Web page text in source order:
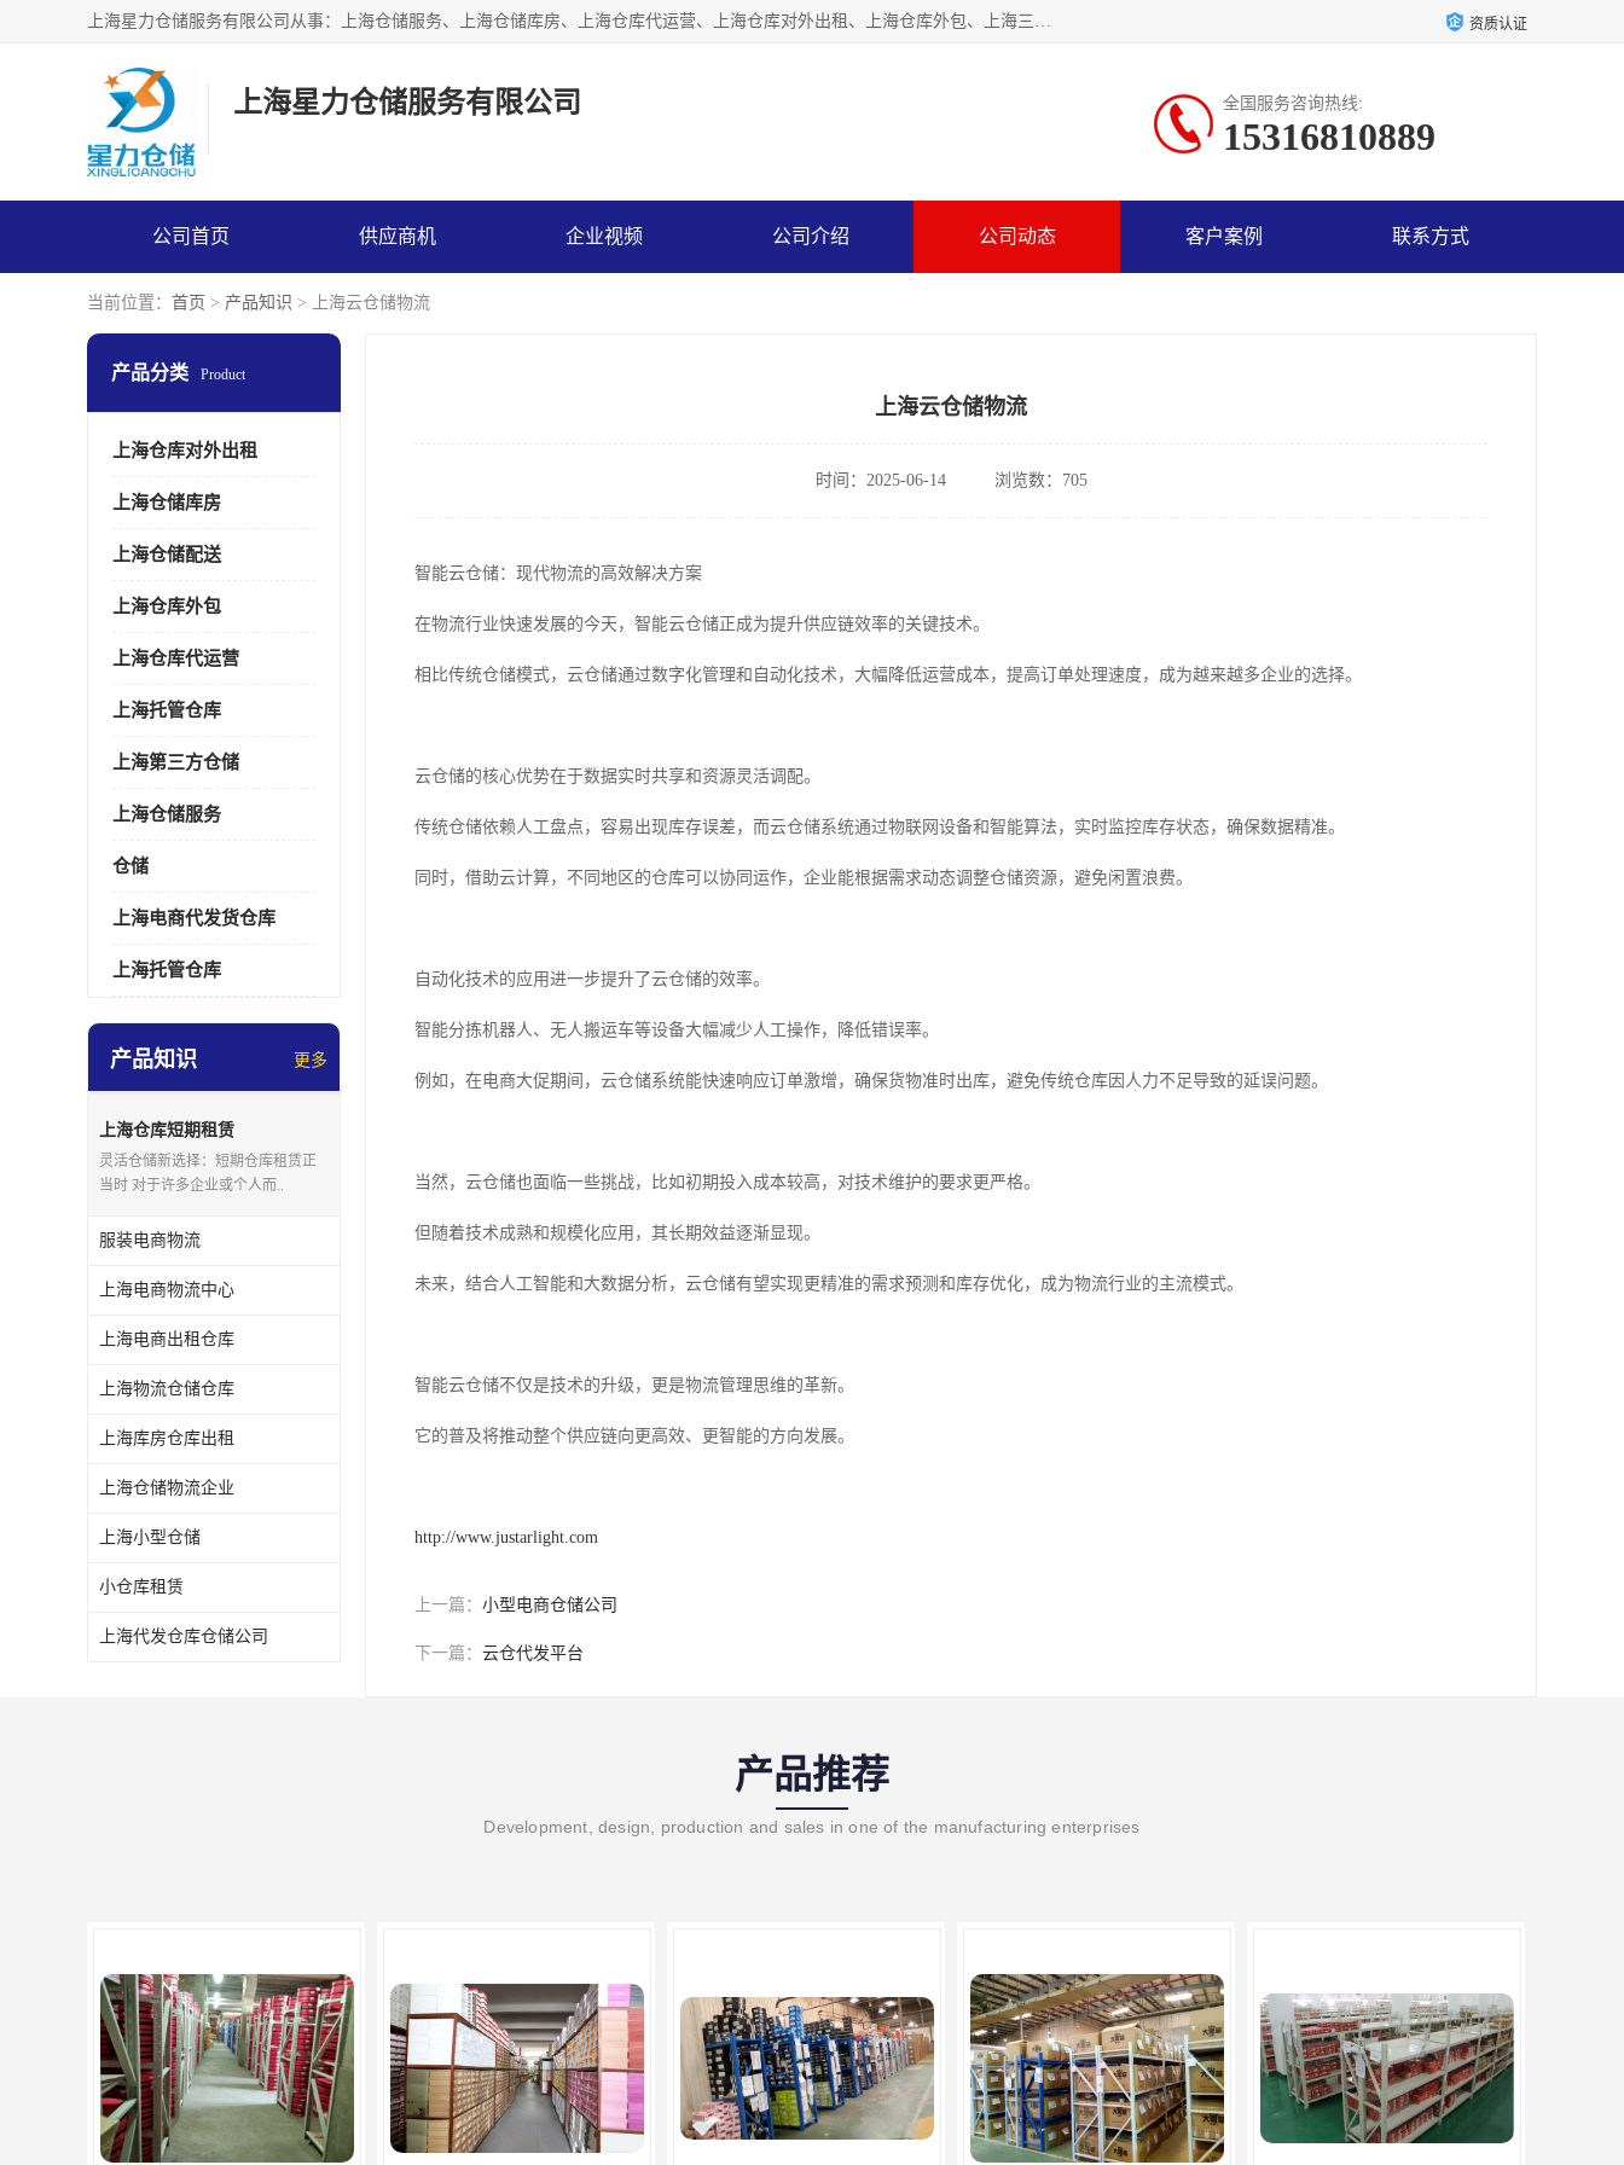
上海星力仓储服务有限公司从事：上海仓储服务、上海仓储库房、上海仓库代运营、上海仓库对外出租、上海仓库外包、上海三方仓储、上海电商仓储代发、上海电商代发货仓库、上海托管仓库、上海仓储配送。上海星力仓储服务有限公司现在拥有100个分仓、10万余平方的标准库房，精炼员工几百名，与几千家客户合作，公司已跻身上海仓储行业前列。欢迎来电咨询！ 资质认证
上海星力仓储服务有限公司 全国服务咨询热线:
15316810889
公司首页 供应商机 企业视频 公司介绍 公司动态 客户案例 联系方式
当前位置： 首页 > 产品知识 > 上海云仓储物流
产品分类 Product
上海仓库对外出租
上海仓储库房
上海仓储配送
上海仓库外包
上海仓库代运营
上海托管仓库
上海第三方仓储
上海仓储服务
仓储
上海电商代发货仓库
上海托管仓库
产品知识 更多
上海仓库短期租赁
灵活仓储新选择：短期仓库租赁正
当时 对于许多企业或个人而..
服装电商物流
上海电商物流中心
上海电商出租仓库
上海物流仓储仓库
上海库房仓库出租
上海仓储物流企业
上海小型仓储
小仓库租赁
上海代发仓库仓储公司
上海云仓储物流
时间：2025-06-14 浏览数：705
智能云仓储：现代物流的高效解决方案
在物流行业快速发展的今天，智能云仓储正成为提升供应链效率的关键技术。
相比传统仓储模式，云仓储通过数字化管理和自动化技术，大幅降低运营成本，提高订单处理速度，成为越来越多企业的选择。
云仓储的核心优势在于数据实时共享和资源灵活调配。
传统仓储依赖人工盘点，容易出现库存误差，而云仓储系统通过物联网设备和智能算法，实时监控库存状态，确保数据精准。
同时，借助云计算，不同地区的仓库可以协同运作，企业能根据需求动态调整仓储资源，避免闲置浪费。
自动化技术的应用进一步提升了云仓储的效率。
智能分拣机器人、无人搬运车等设备大幅减少人工操作，降低错误率。
例如，在电商大促期间，云仓储系统能快速响应订单激增，确保货物准时出库，避免传统仓库因人力不足导致的延误问题。
当然，云仓储也面临一些挑战，比如初期投入成本较高，对技术维护的要求更严格。
但随着技术成熟和规模化应用，其长期效益逐渐显现。
未来，结合人工智能和大数据分析，云仓储有望实现更精准的需求预测和库存优化，成为物流行业的主流模式。
智能云仓储不仅是技术的升级，更是物流管理思维的革新。
它的普及将推动整个供应链向更高效、更智能的方向发展。
http://www.justarlight.com
上一篇： 小型电商仓储公司
下一篇： 云仓代发平台
产品推荐
Development, design, production and sales in one of the manufacturing enterprises